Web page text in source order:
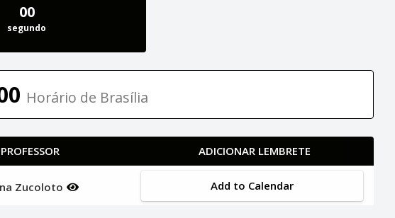
00
segundo
Horário de Brasília
PROFESSOR ADICIONAR LEMBRETE
Zucoloto Add to Calendar